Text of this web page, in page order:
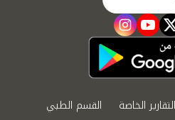
twitter
youtube
instagram
التقارير الخاصة
القسم الطبي